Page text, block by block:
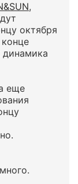
,
октября
динамика
еще